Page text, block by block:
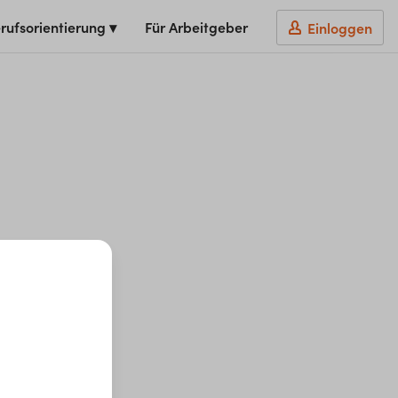
▾ Für Arbeitgeber Einloggen